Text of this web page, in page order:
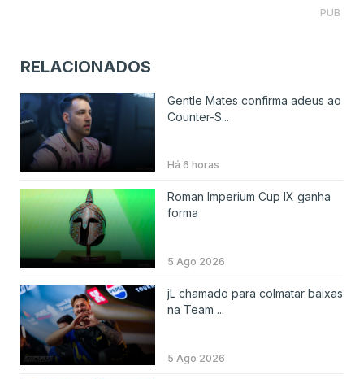
PUB
RELACIONADOS
Gentle Mates confirma adeus ao
Counter-S...
Há 6 horas
Roman Imperium Cup IX ganha
forma
5 Ago 2026
jL chamado para colmatar baixas
na Team ...
5 Ago 2026